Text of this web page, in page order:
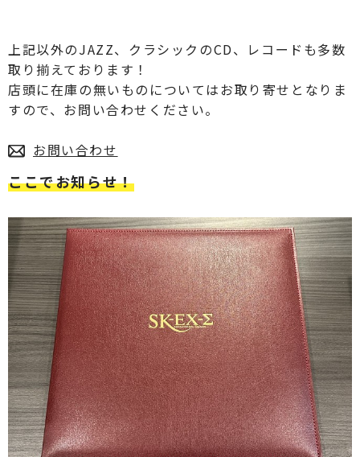
上記以外のJAZZ、クラシックのCD、レコードも多数
取り揃えております！
店頭に在庫の無いものについてはお取り寄せとなりま
すので、お問い合わせください。
お問い合わせ
ここでお知らせ！